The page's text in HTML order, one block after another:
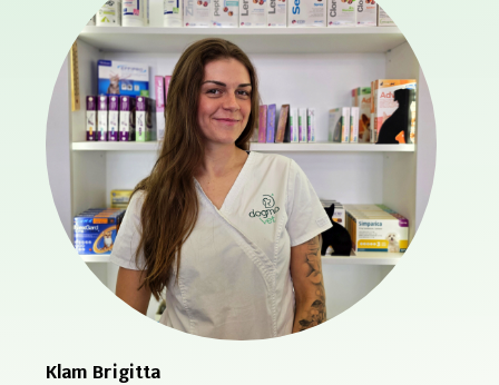
Klam Brigitta